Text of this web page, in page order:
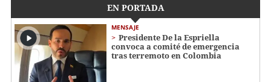
EN PORTADA
MENSAJE
Presidente De la Espriella
convoca a comité de emergencia
tras terremoto en Colombia